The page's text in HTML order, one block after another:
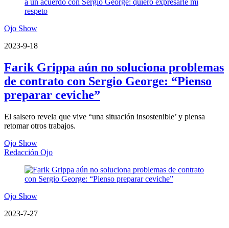
Ojo Show
2023-9-18
Farik Grippa aún no soluciona problemas
de contrato con Sergio George: “Pienso
preparar ceviche”
El salsero revela que vive “una situación insostenible’ y piensa
retomar otros trabajos.
Ojo Show
Redacción Ojo
Ojo Show
2023-7-27